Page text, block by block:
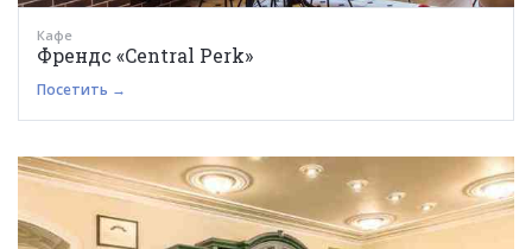
Кафе
Френдс «Central Perk»
Посетить →